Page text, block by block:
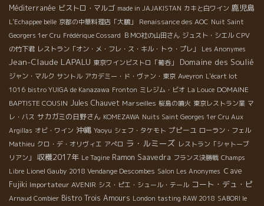
Méditerranée ビストロ・マルゴ made in JAJAKISTAN カキと白ワイン 鹿児島
L'Echappee belle 京都の中華料理店「大鵬」 Renaissance des AOC Nuit Saint
Georgers 1er Cru Frédérique Cossard ＢＭО社の山田さん ジュスト・シエル CPV
の竹下君 レストラン「オン・メ・フレ・ス・キル・トゥ・プレ」 Les Anonymes
Jean-Claude LAPALU 東京ワインビストロ「葡呑」 Domaine des Soulié
ジャン・マルク サントル アカデミー・ド・ヴァン・東京 Aveyron L'écart lot
1016 bistro YUIGA de Kanazawa Fronton ミレジム・ビオ La Louce DOMAINE
BAPTISTE COUSIN Jules Chauvet Marseilles 桜島の噴火 東京レストラン業 マ
レ・バス サカガミの日野さん KOMEZAWA Nuits Saint Georges 1er Cru Aux
Argillas オビ・ワイン 沖縄 Yaoyu シェフ・タケモト プピーユ ローラン・フェル
Mathieu クロ・デ・オリヴィエ アぺロ ラ・ルミーズ レストラン「シャトーブ
リアン」
収穫2017年 Le Tagine Ramon Saavedra フランス決勝戦 Champs
Libre Lionel Gauby 2018 Vendange Descombes Salon Les Anonymes Ｃave
Fujiki Importateur AVENIR シス・ピエ・シュール・テール コート・デュ・ピ
Arnaud Combier Bistro Trois Amours London tasting RAW 2018 SABORI le